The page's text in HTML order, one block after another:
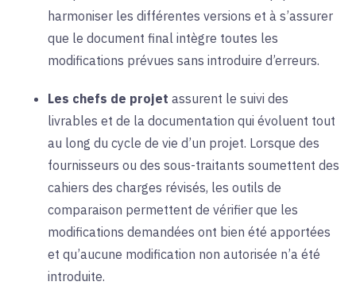
harmoniser les différentes versions et à s’assurer
que le document final intègre toutes les
modifications prévues sans introduire d’erreurs.
Les chefs de projet assurent le suivi des
livrables et de la documentation qui évoluent tout
au long du cycle de vie d’un projet. Lorsque des
fournisseurs ou des sous-traitants soumettent des
cahiers des charges révisés, les outils de
comparaison permettent de vérifier que les
modifications demandées ont bien été apportées
et qu’aucune modification non autorisée n’a été
introduite.